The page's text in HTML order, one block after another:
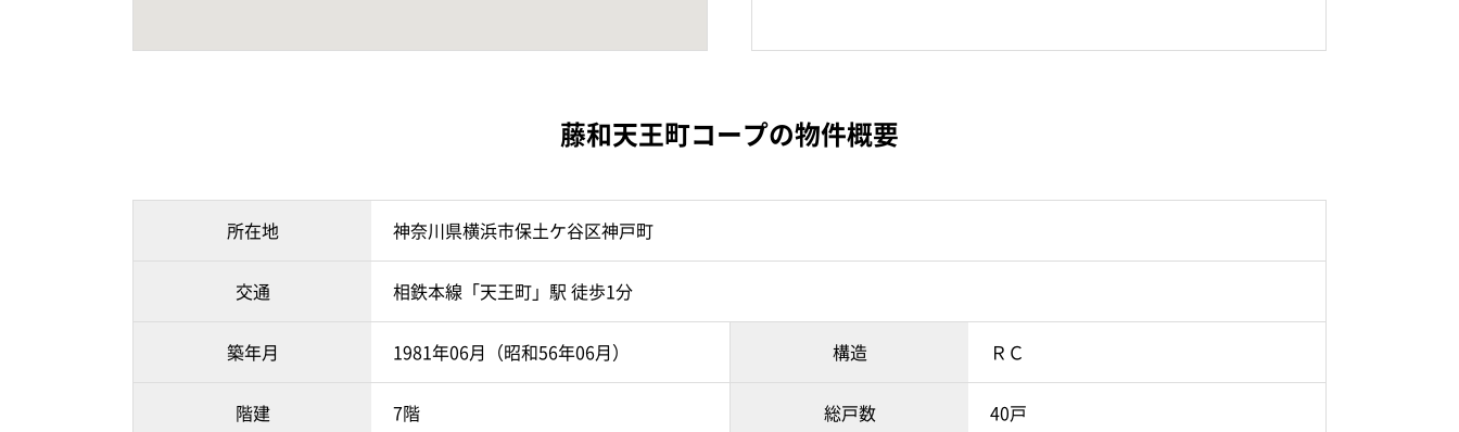
藤和天王町コープの物件概要
所在地 神奈川県横浜市保土ケ谷区神戸町
交通 相鉄本線「天王町」駅 徒歩1分
築年月 1981年06月（昭和56年06月） 構造 ＲＣ
階建 7階 総戸数 40戸